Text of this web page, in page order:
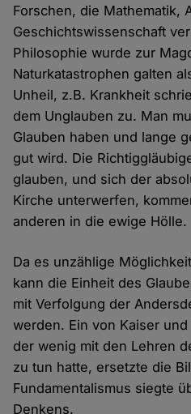
Forschen, die Mathematik,
Geschichtswissenschaft
Philosophie wurde zur
Naturkatastrophen galten
Unheil, z.B. Krankheit
dem Unglauben zu. Man
Glauben haben und lange
gut wird. Die
glauben, und sich der
Kirche unterwerfen,
anderen in die ewige Hölle.
Da es unzählige
kann die Einheit des
mit Verfolgung der
werden. Ein von Kaiser
der wenig mit den Lehren
zu tun hatte, ersetzte die
Fundamentalismus siegte
Denkens.